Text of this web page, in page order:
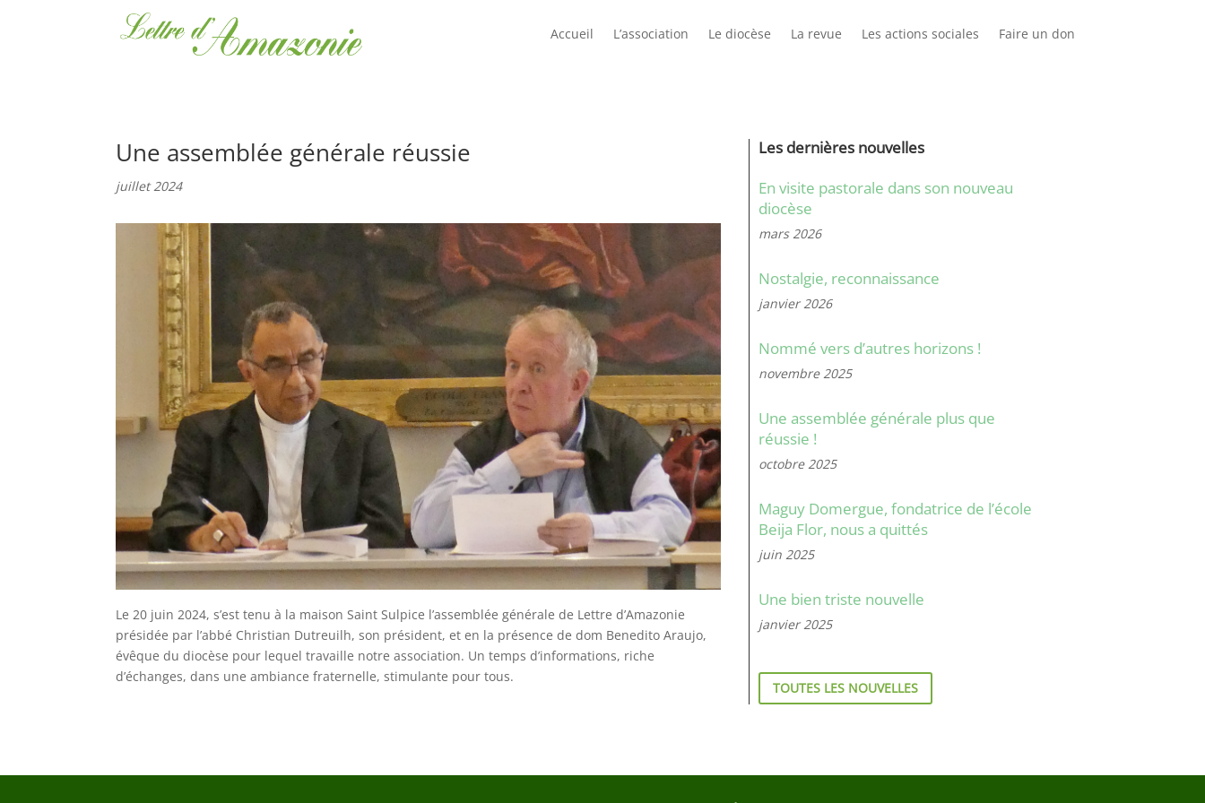
Accueil L’association Le diocèse La revue Les actions sociales Faire un don
Une assemblée générale réussie
juillet 2024
Le 20 juin 2024, s’est tenu à la maison Saint Sulpice l’assemblée générale de Lettre d’Amazonie
présidée par l’abbé Christian Dutreuilh, son président, et en la présence de dom Benedito Araujo,
évêque du diocèse pour lequel travaille notre association. Un temps d’informations, riche
d’échanges, dans une ambiance fraternelle, stimulante pour tous.
Les dernières nouvelles
En visite pastorale dans son nouveau
diocèse
mars 2026
Nostalgie, reconnaissance
janvier 2026
Nommé vers d’autres horizons !
novembre 2025
Une assemblée générale plus que
réussie !
octobre 2025
Maguy Domergue, fondatrice de l’école
Beija Flor, nous a quittés
juin 2025
Une bien triste nouvelle
janvier 2025
TOUTES LES NOUVELLES